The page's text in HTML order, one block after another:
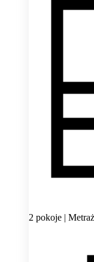
2 pokoje |